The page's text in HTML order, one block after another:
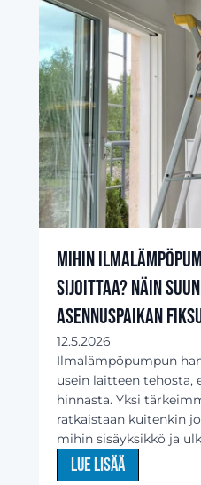
Mihin
sijoittaa? Näin
asennuspaikan
12.5.2026
Ilmalämpöpumpun
usein laitteen tehosta,
hinnasta. Yksi
ratkaistaan kuitenkin
mihin sisäyksikkö ja
Lue lisää